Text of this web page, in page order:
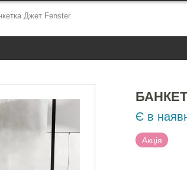
Джет Fenster
Є в
Акція